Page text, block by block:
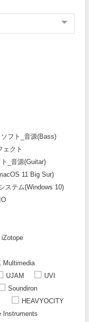
ソフト_音源(Bass)
ェクト
ト_音源(Guitar)
11 Big Sur)
ステム(Windows 10)
iZotope
Multimedia
UJAM
UVI
Soundiron
HEAVYOCITY
Instruments